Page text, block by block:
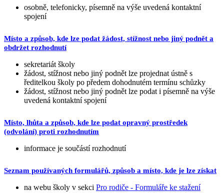
osobně, telefonicky, písemně na výše uvedená kontaktní
spojení
Místo a způsob, kde lze podat žádost, stížnost nebo jiný podnět a
obdržet rozhodnutí
sekretariát školy
žádost, stížnost nebo jiný podnět lze projednat ústně s
ředitelkou školy po předem dohodnutém termínu schůzky
žádost, stížnost nebo jiný podnět lze podat i písemně na výše
uvedená kontaktní spojení
Místo, lhůta a způsob, kde lze podat opravný prostředek
(odvolání) proti rozhodnutím
informace je součástí rozhodnutí
Seznam používaných formulářů, způsob a místo, kde je lze získat
na webu školy v sekci Pro rodiče - Formuláře ke stažení